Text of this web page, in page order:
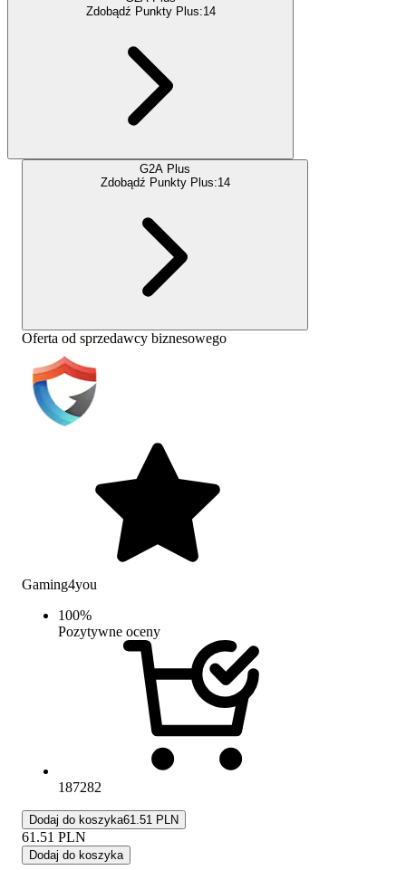
Zdobądź Punkty Plus:14
G2A Plus
Zdobądź Punkty Plus:14
Oferta od sprzedawcy biznesowego
Gaming4you
100%
Pozytywne oceny
187282
Dodaj do koszyka61.51 PLN
61.51 PLN
Dodaj do koszyka